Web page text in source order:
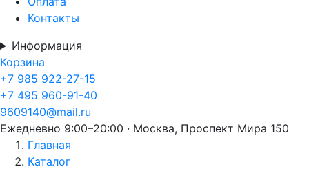
Контакты
Информация
Корзина
+7 985 922-27-15
+7 495 960-91-40
9609140@mail.ru
Ежедневно 9:00–20:00 · Москва, Проспект Мира 150
Главная
Каталог